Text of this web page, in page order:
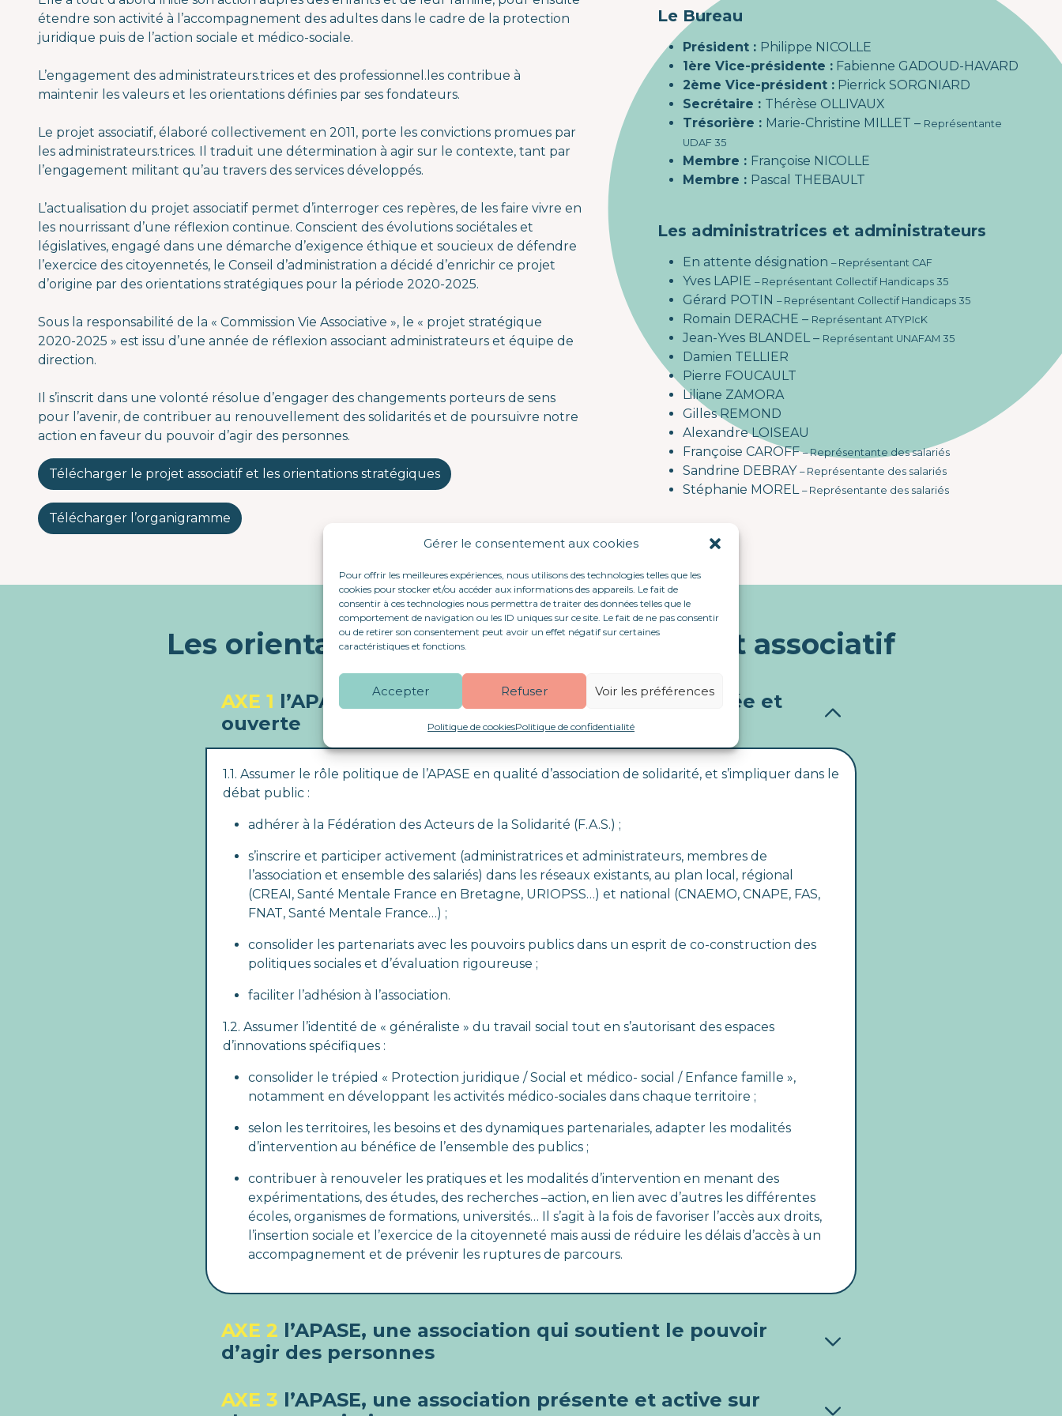
Gérer le consentement aux cookies
Pour offrir les meilleures expériences, nous utilisons des technologies telles que les
cookies pour stocker et/ou accéder aux informations des appareils. Le fait de
consentir à ces technologies nous permettra de traiter des données telles que le
comportement de navigation ou les ID uniques sur ce site. Le fait de ne pas consentir
ou de retirer son consentement peut avoir un effet négatif sur certaines
caractéristiques et fonctions.
Accepter Refuser Voir les préférences
Politique de cookiesPolitique de confidentialité
étendre son activité à l’accompagnement des adultes dans le cadre de la protection
juridique puis de l’action sociale et médico-sociale.
L’engagement des administrateurs.trices et des professionnel.les contribue à
maintenir les valeurs et les orientations définies par ses fondateurs.
Le projet associatif, élaboré collectivement en 2011, porte les convictions promues par
les administrateurs.trices. Il traduit une détermination à agir sur le contexte, tant par
l’engagement militant qu’au travers des services développés.
L’actualisation du projet associatif permet d’interroger ces repères, de les faire vivre en
les nourrissant d’une réflexion continue. Conscient des évolutions sociétales et
législatives, engagé dans une démarche d’exigence éthique et soucieux de défendre
l’exercice des citoyennetés, le Conseil d’administration a décidé d’enrichir ce projet
d’origine par des orientations stratégiques pour la période 2020-2025.
Sous la responsabilité de la « Commission Vie Associative », le « projet stratégique
2020-2025 » est issu d’une année de réflexion associant administrateurs et équipe de
direction.
Il s’inscrit dans une volonté résolue d’engager des changements porteurs de sens
pour l’avenir, de contribuer au renouvellement des solidarités et de poursuivre notre
action en faveur du pouvoir d’agir des personnes.
Télécharger le projet associatif et les orientations stratégiques
Télécharger l’organigramme
Le Bureau
Président : Philippe NICOLLE
1ère Vice-présidente : Fabienne GADOUD-HAVARD
2ème Vice-président : Pierrick SORGNIARD
Secrétaire : Thérèse OLLIVAUX
Trésorière : Marie-Christine MILLET – Représentante
UDAF 35
Membre : Françoise NICOLLE
Membre : Pascal THEBAULT
Les administratrices et administrateurs
En attente désignation – Représentant CAF
Yves LAPIE – Représentant Collectif Handicaps 35
Gérard POTIN – Représentant Collectif Handicaps 35
Romain DERACHE – Représentant ATYPIcK
Jean-Yves BLANDEL – Représentant UNAFAM 35
Damien TELLIER
Pierre FOUCAULT
Liliane ZAMORA
Gilles REMOND
Alexandre LOISEAU
Françoise CAROFF– Représentante des salariés
Sandrine DEBRAY – Représentante des salariés
Stéphanie MOREL – Représentante des salariés
Les orientations stratégiques du projet associatif
AXE 1
ouverte
1.1. Assumer le rôle politique de l’APASE en qualité d’association de solidarité, et s’impliquer dans le
débat public :
adhérer à la Fédération des Acteurs de la Solidarité (F.A.S.) ;
s’inscrire et participer activement (administratrices et administrateurs, membres de
l’association et ensemble des salariés) dans les réseaux existants, au plan local, régional
(CREAI, Santé Mentale France en Bretagne, URIOPSS…) et national (CNAEMO, CNAPE, FAS,
FNAT, Santé Mentale France…) ;
consolider les partenariats avec les pouvoirs publics dans un esprit de co-construction des
politiques sociales et d’évaluation rigoureuse ;
faciliter l’adhésion à l’association.
1.2. Assumer l’identité de « généraliste » du travail social tout en s’autorisant des espaces
d’innovations spécifiques :
consolider le trépied « Protection juridique / Social et médico- social / Enfance famille »,
notamment en développant les activités médico-sociales dans chaque territoire ;
selon les territoires, les besoins et des dynamiques partenariales, adapter les modalités
d’intervention au bénéfice de l’ensemble des publics ;
contribuer à renouveler les pratiques et les modalités d’intervention en menant des
expérimentations, des études, des recherches –action, en lien avec d’autres les différentes
écoles, organismes de formations, universités… Il s’agit à la fois de favoriser l’accès aux droits,
l’insertion sociale et l’exercice de la citoyenneté mais aussi de réduire les délais d’accès à un
accompagnement et de prévenir les ruptures de parcours.
AXE 2 l’APASE, une association qui soutient le pouvoir
d’agir des personnes
AXE 3 l’APASE, une association présente et active sur